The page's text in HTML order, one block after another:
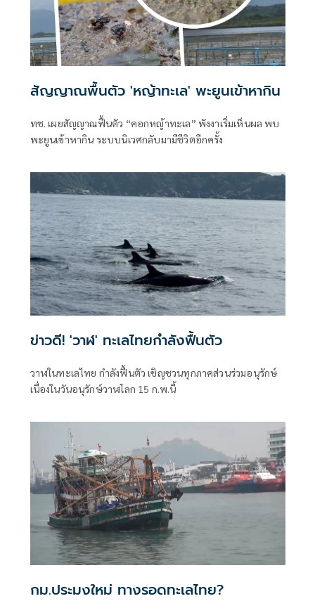
สัญญาณพื้นตัว 'หญ้าทะเล' พะยูนเข้าหากิน
ทช. เผยสัญญาณฟื้นตัว “คอกหญ้าทะเล” พังงาเริ่มเห็นผล พบ
พะยูนเข้าหากิน ระบบนิเวศกลับมามีชีวิตอีกครั้ง
ข่าวดี! 'วาฬ' ทะเลไทยกำลังฟื้นตัว
วาฬในทะเลไทย กำลังฟื้นตัว เชิญชวนทุกภาคส่วนร่วมอนุรักษ์
เนื่องในวันอนุรักษ์วาฬโลก 15 ก.พ.นี้
กม.ประมงใหม่ ทางรอดทะเลไทย?